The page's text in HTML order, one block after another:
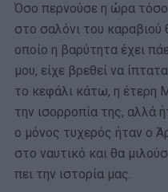
Όσο περνούσε η ώρα
στο σαλόνι του καραβιού
οποίο η βαρύτητα έχει
μου, είχε βρεθεί να
το κεφάλι κάτω, η έτερη
την ισορροπία της, αλλά
ο μόνος τυχερός ήταν ο
στο ναυτικό και θα
πει την ιστορία μας.